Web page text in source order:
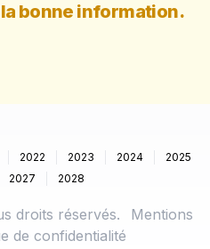
bonne information.
2022 2023 2024
2025
2027 2028
droits réservés.
Mentions
de confidentialité